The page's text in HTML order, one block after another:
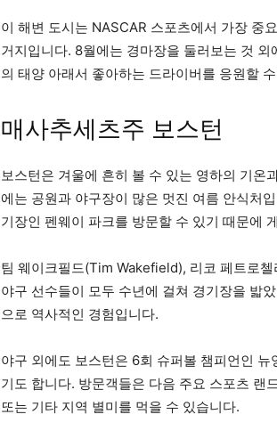
이 해변 도시는 NASCAR 스포츠에서 가장
거지입니다. 8월에는 경마장을 둘러보는 것
의 태양 아래서 좋아하는 드라이버를 응원할
매사추세츠주 보스턴
보스턴은 겨울에 흔히 볼 수 있는 영하의 기온
에는 공원과 야구장이 많은 멋진 여름 안식처
기장인 펜웨이 파크를 방문할 수 있기 때문에
팀 웨이크필드(Tim Wakefield), 리코 페트로
야구 선수들이 모두 수년에 걸쳐 경기장을 밟
으로 역사적인 경험입니다.
야구 외에도 보스턴은 6회 슈퍼볼 챔피언인
기도 합니다. 방문객들은 다음 주요 스포츠 랜
또는 기타 지역 별미를 먹을 수 있습니다.